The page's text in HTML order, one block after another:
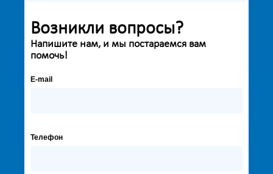
Возникли вопросы?
Напишите нам, и мы постараемся вам
помочь!
E-mail
Телефон